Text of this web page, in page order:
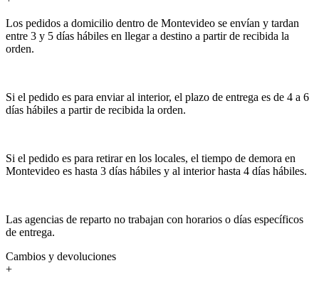
Los pedidos a domicilio dentro de Montevideo se envían y tardan
entre 3 y 5 días hábiles en llegar a destino a partir de recibida la
orden.
Si el pedido es para enviar al interior, el plazo de entrega es de 4 a 6
días hábiles a partir de recibida la orden.
Si el pedido es para retirar en los locales, el tiempo de demora en
Montevideo es hasta 3 días hábiles y al interior hasta 4 días hábiles.
Las agencias de reparto no trabajan con horarios o días específicos
de entrega.
Cambios y devoluciones
+